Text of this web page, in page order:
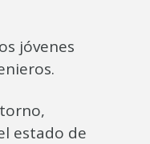
jóvenes
estado de